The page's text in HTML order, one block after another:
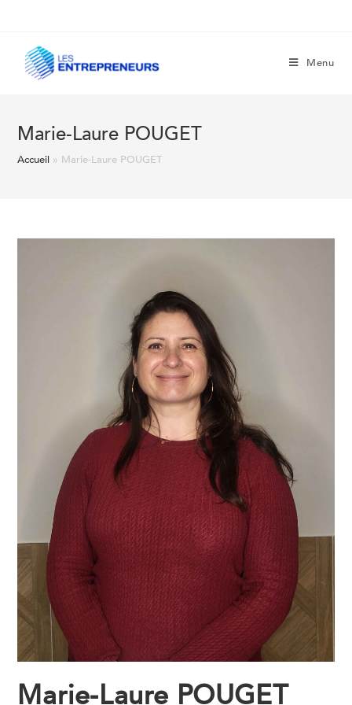
Menu
Marie-Laure POUGET
Accueil » Marie-Laure POUGET
Marie-Laure POUGET